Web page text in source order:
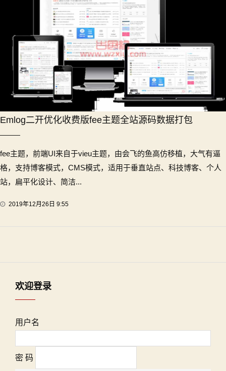
Emlog二开优化收费版fee主题全站源码数据打包
fee主题，前端UI来自于vieu主题，由会飞的鱼高仿移植，大气有逼
格，支持博客模式，CMS模式，适用于垂直站点、科技博客、个人
站，扁平化设计、简洁...
2019年12月26日 9:55
欢迎登录
用户名
密 码